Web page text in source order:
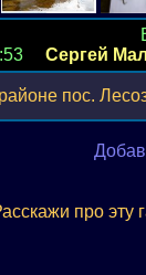
Сергей
пос.
про эту